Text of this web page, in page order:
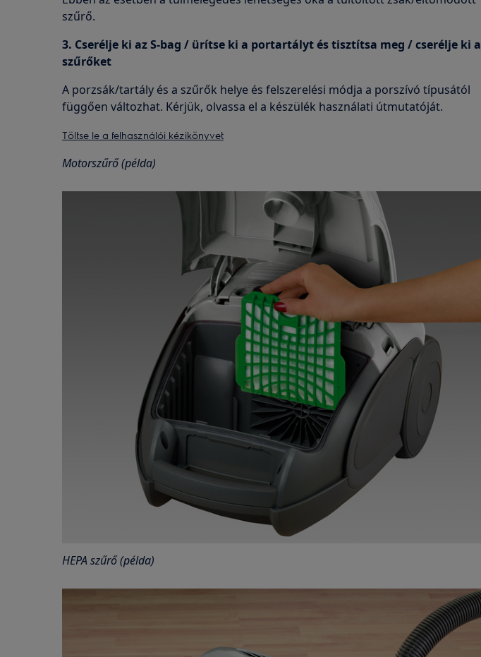
szűrő.
3. Cserélje ki az S-bag / ürítse ki a portartályt és tisztítsa meg / cserélje ki a
szűrőket
A porzsák/tartály és a szűrők helye és felszerelési módja a porszívó típusától
függően változhat. Kérjük, olvassa el a készülék használati útmutatóját.
Töltse le a felhasználói kézikönyvet
Motorszűrő (példa)
HEPA szűrő (példa)